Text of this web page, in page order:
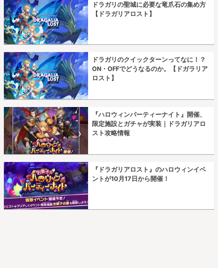
ドラガリの聖城に必要な竜爪石の集め方
【ドラガリアロスト】
ドラガリのクイックターンってなに！？
ON・OFFでどうなるのか。【ドガラリア
ロスト】
『ハロウィンパーティーナイト』開催、
限定施設とガチャが実装｜ドラガリアロ
スト攻略情報
『ドラガリアロスト』のハロウィンイベ
ントが10月17日から開催！